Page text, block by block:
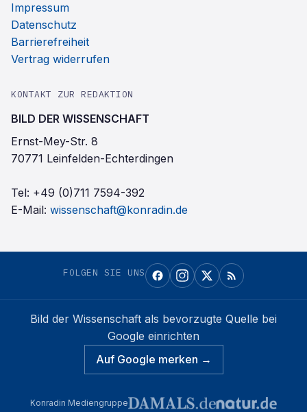
Impressum
Datenschutz
Barrierefreiheit
Vertrag widerrufen
KONTAKT ZUR REDAKTION
BILD DER WISSENSCHAFT
Ernst-Mey-Str. 8
70771 Leinfelden-Echterdingen
Tel: +49 (0)711 7594-392
E-Mail: wissenschaft@konradin.de
FOLGEN SIE UNS
Bild der Wissenschaft als bevorzugte Quelle bei
Google einrichten
Auf Google merken →
Konradin Mediengruppe